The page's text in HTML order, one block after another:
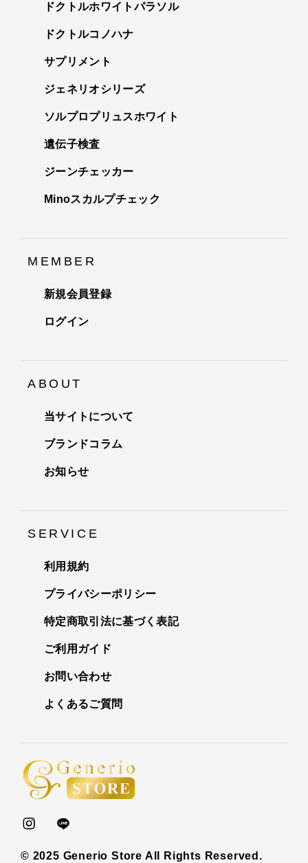
© 2025 Generio Store All Rights Reserved.
ドクトルホワイトパラソル
ドクトルコノハナ
サプリメント
ジェネリオシリーズ
ソルプロプリュスホワイト
遺伝子検査
ジーンチェッカー
Minoスカルプチェック
MEMBER
新規会員登録
ログイン
ABOUT
当サイトについて
ブランドコラム
お知らせ
SERVICE
利用規約
プライバシーポリシー
特定商取引法に基づく表記
ご利用ガイド
お問い合わせ
よくあるご質問